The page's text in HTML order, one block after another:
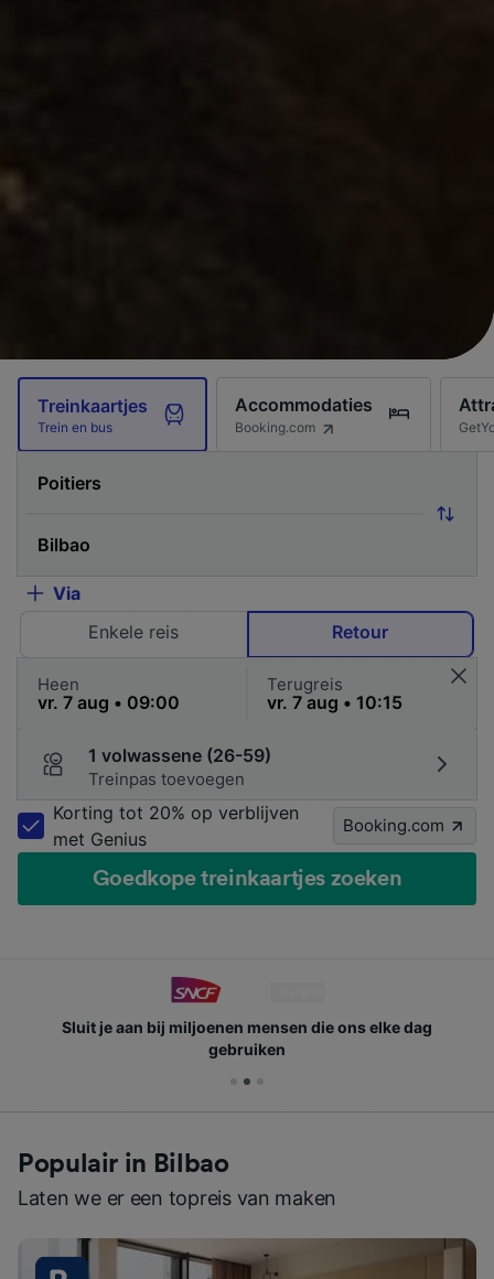
Treinkaartjes
Trein en bus
Accommodaties
Booking.com
Via
Enkele reis
Retour
Heen Terugreis
1 volwassene (26-59)
Treinpas toevoegen
Korting tot 20% op verblijven
met Genius
Booking.com
Goedkope treinkaartjes zoeken
Sluit je aan bij miljoenen mensen die ons elke dag
gebruiken
Populair in Bilbao
Laten we er een topreis van maken